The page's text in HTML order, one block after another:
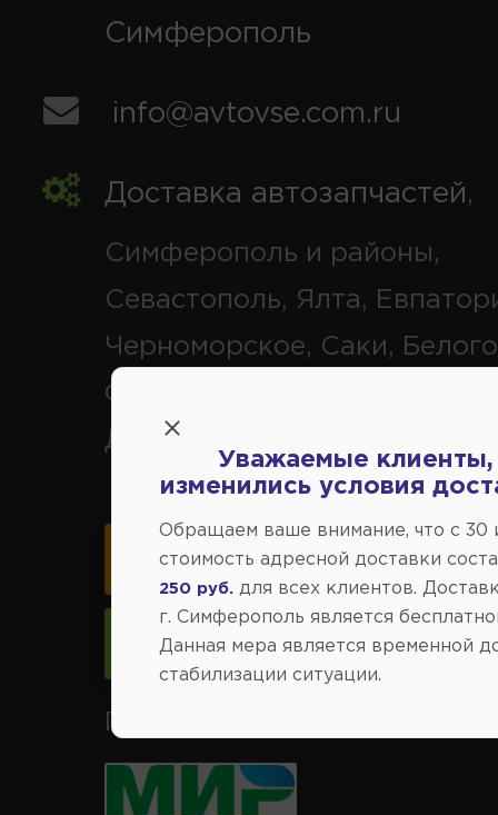
Симферополь
info@avtovse.com.ru
Доставка автозапчастей,
Симферополь и районы,
Севастополь, Ялта,
Черноморское, Саки,
Феодосия, Старый Крым,
Джанкой.
Карта схема проезда
Следить за изменениями
Принимаем к оплате карты
Уважаемые клиенты,
изменились условия
Обращаем ваше внимание, что c 30
стоимость адресной доставки
250 руб. для всех клиентов.
г. Симферополь является
Данная мера является временной
стабилизации ситуации.